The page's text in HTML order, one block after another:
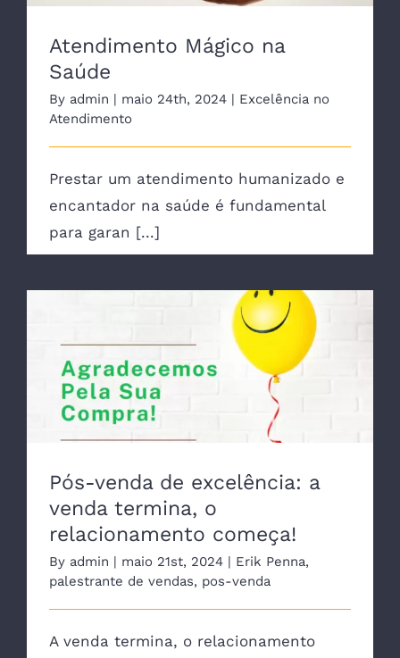
Atendimento Mágico na
Saúde
By admin | maio 24th, 2024 | Excelência no
Atendimento
Prestar um atendimento humanizado e
encantador na saúde é fundamental
para garan [...]
Pós-venda de excelência: a venda
termina, o relacionamento começa!
Pós-venda de excelência: a
venda termina, o
relacionamento começa!
By admin maio 21st, 2024 Erik Penna,
palestrante de vendas, pos-venda
A venda termina, o relacionamento